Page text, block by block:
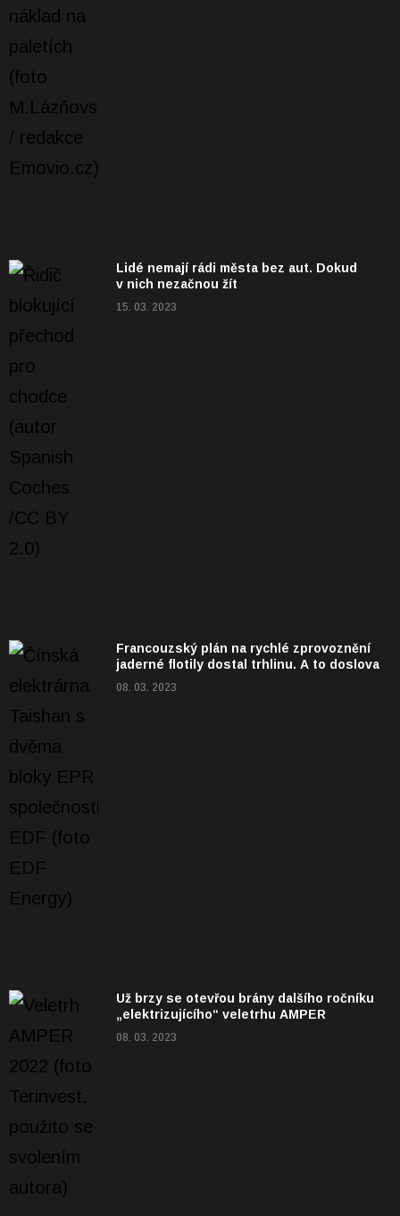
Lidé nemají rádi města bez aut. Dokud
v nich nezačnou žít
15. 03. 2023
Francouzský plán na rychlé zprovoznění
jaderné flotily dostal trhlinu. A to doslova
08. 03. 2023
Už brzy se otevřou brány dalšího ročníku
„elektrizujícího“ veletrhu AMPER
08. 03. 2023